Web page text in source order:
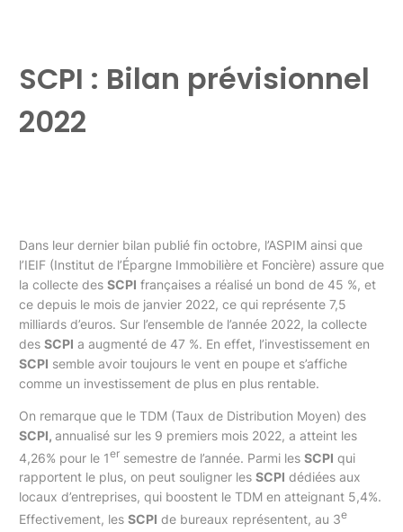
SCPI : Bilan prévisionnel
2022
Dans leur dernier bilan publié fin octobre, l’ASPIM ainsi que
l’IEIF (Institut de l’Épargne Immobilière et Foncière) assure que
la collecte des SCPI françaises a réalisé un bond de 45 %, et
ce depuis le mois de janvier 2022, ce qui représente 7,5
milliards d’euros. Sur l’ensemble de l’année 2022, la collecte
des SCPI a augmenté de 47 %. En effet, l’investissement en
SCPI semble avoir toujours le vent en poupe et s’affiche
comme un investissement de plus en plus rentable.
On remarque que le TDM (Taux de Distribution Moyen) des
SCPI, annualisé sur les 9 premiers mois 2022, a atteint les
4,26% pour le 1er semestre de l’année. Parmi les SCPI qui
rapportent le plus, on peut souligner les SCPI dédiées aux
locaux d’entreprises, qui boostent le TDM en atteignant 5,4%.
Effectivement, les SCPI de bureaux représentent, au 3e